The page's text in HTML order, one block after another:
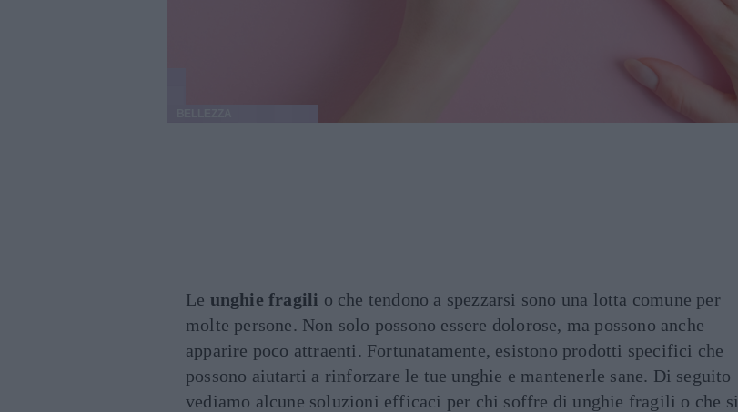
Le unghie fragili o che tendono a spezzarsi sono una lotta comune per
molte persone. Non solo possono essere dolorose, ma possono anche
apparire poco attraenti. Fortunatamente, esistono prodotti specifici che
possono aiutarti a rinforzare le tue unghie e mantenerle sane. Di seguito
vediamo alcune soluzioni efficaci per chi soffre di unghie fragili o che si